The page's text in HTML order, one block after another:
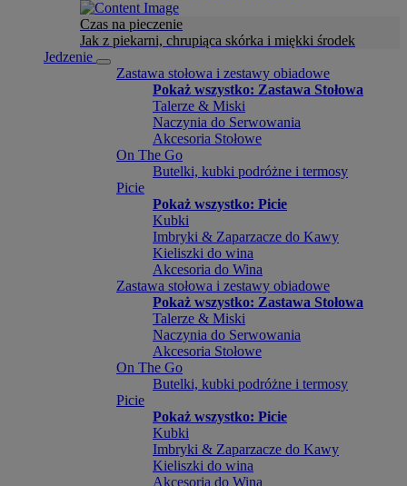
Czas na pieczenie
Jak z piekarni, chrupiąca skórka i miękki środek
Jedzenie
Zastawa stołowa i zestawy obiadowe
Pokaż wszystko: Zastawa Stołowa
Talerze & Miski
Naczynia do Serwowania
Akcesoria Stołowe
On The Go
Butelki, kubki podróżne i termosy
Picie
Pokaż wszystko: Picie
Kubki
Imbryki & Zaparzacze do Kawy
Kieliszki do wina
Akcesoria do Wina
Zastawa stołowa i zestawy obiadowe
Pokaż wszystko: Zastawa Stołowa
Talerze & Miski
Naczynia do Serwowania
Akcesoria Stołowe
On The Go
Butelki, kubki podróżne i termosy
Picie
Pokaż wszystko: Picie
Kubki
Imbryki & Zaparzacze do Kawy
Kieliszki do wina
Akcesoria do Wina